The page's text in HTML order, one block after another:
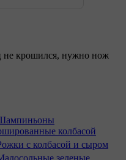
не крошился, нужно нож